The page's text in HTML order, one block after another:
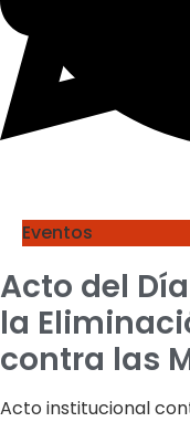
Eventos
Acto del
la
contra las
Acto institucional